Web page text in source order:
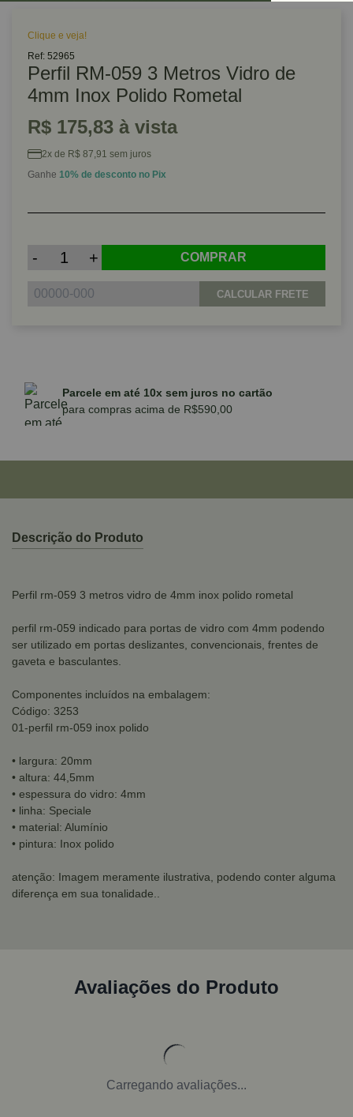
Clique e veja!
Ref: 52965
Perfil RM-059 3 Metros Vidro de
4mm Inox Polido Rometal
R$ 175,83 à vista
2x de R$ 87,91 sem juros
Ganhe 10% de desconto no Pix
- + COMPRAR
CALCULAR FRETE
Parcele em até 10x sem juros no cartão
para compras acima de R$590,00
Descrição do Produto
Perfil rm-059 3 metros vidro de 4mm inox polido rometal
perfil rm-059 indicado para portas de vidro com 4mm podendo
ser utilizado em portas deslizantes, convencionais, frentes de
gaveta e basculantes.
Componentes incluídos na embalagem:
Código: 3253
01-perfil rm-059 inox polido
• largura: 20mm
• altura: 44,5mm
• espessura do vidro: 4mm
• linha: Speciale
• material: Alumínio
• pintura: Inox polido
atenção: Imagem meramente ilustrativa, podendo conter alguma
diferença em sua tonalidade..
Avaliações do Produto
Carregando avaliações...